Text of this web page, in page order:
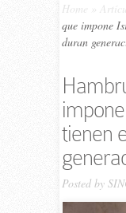
Home
que impone
duran
tienen
Posted by